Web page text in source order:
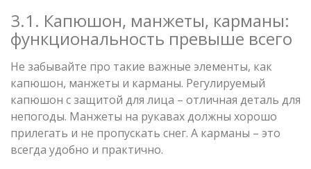
3.1. Капюшон, манжеты, карманы:
функциональность превыше всего
Не забывайте про такие важные элементы, как
капюшон, манжеты и карманы. Регулируемый
капюшон с защитой для лица – отличная деталь для
непогоды. Манжеты на рукавах должны хорошо
прилегать и не пропускать снег. А карманы – это
всегда удобно и практично.